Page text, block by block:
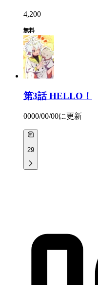
4,200
第3話 HELLO！
0000/00/00に更新
29